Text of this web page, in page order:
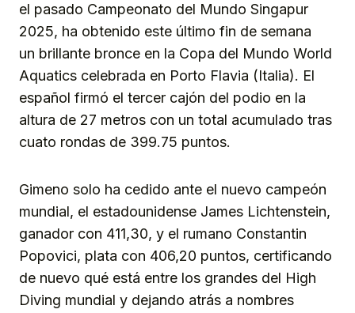
el pasado Campeonato del Mundo Singapur
2025, ha obtenido este último fin de semana
un brillante bronce en la Copa del Mundo World
Aquatics celebrada en Porto Flavia (Italia). El
español firmó el tercer cajón del podio en la
altura de 27 metros con un total acumulado tras
cuato rondas de 399.75 puntos.
Gimeno solo ha cedido ante el nuevo campeón
mundial, el estadounidense James Lichtenstein,
ganador con 411,30, y el rumano Constantin
Popovici, plata con 406,20 puntos, certificando
de nuevo qué está entre los grandes del High
Diving mundial y dejando atrás a nombres